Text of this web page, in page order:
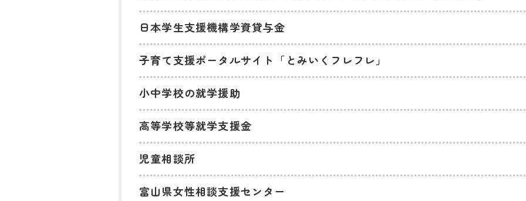
日本学生支援機構学資貸与金
子育て支援ポータルサイト「とみいくフレフレ」
小中学校の就学援助
高等学校等就学支援金
児童相談所
富山県女性相談支援センター